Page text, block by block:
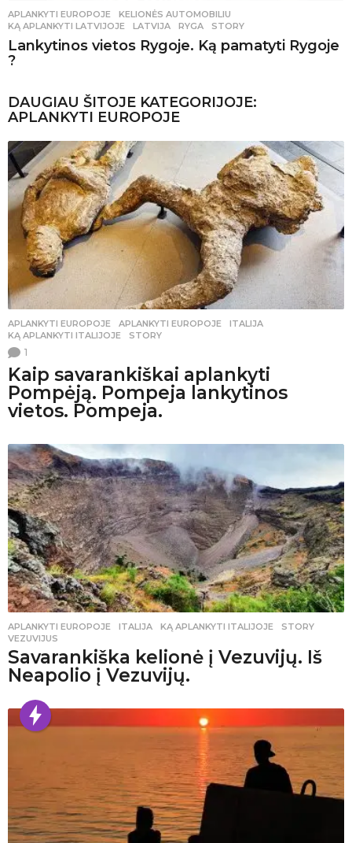
APLANKYTI EUROPOJE ,KELIONĖS AUTOMOBILIU
KĄ APLANKYTI LATVIJOJE
,LATVIJA ,RYGA ,STORY
Lankytinos vietos Rygoje. Ką pamatyti Rygoje
?
DAUGIAU ŠITOJE KATEGORIJOJE:
APLANKYTI EUROPOJE
APLANKYTI EUROPOJE APLANKYTI EUROPOJE ,ITALIJA
KĄ APLANKYTI ITALIJOJE
,STORY
1
Kaip savarankiškai aplankyti
Pompėją. Pompeja lankytinos
vietos. Pompeja.
APLANKYTI EUROPOJE ITALIJA ,KĄ APLANKYTI ITALIJOJE ,STORY
VEZUVIJUS
Savarankiška kelionė į Vezuvijų. Iš
Neapolio į Vezuvijų.